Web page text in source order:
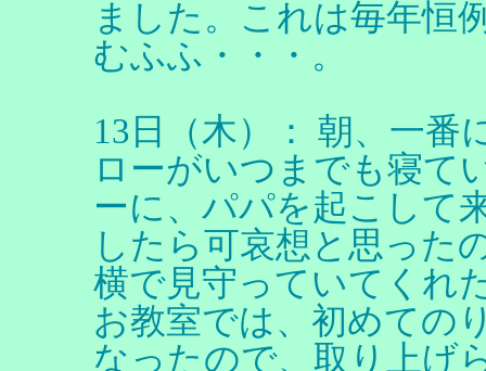
ました。これは毎年恒
むふふ・・・。
13日（木）： 朝、一番
ローがいつまでも寝て
ーに、パパを起こして
したら可哀想と思った
横で見守っていてくれ
お教室では、初めての
なったので、取り上げ